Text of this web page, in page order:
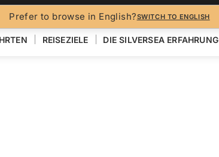
Prefer to browse in English?SWITCH TO ENGLISH
REISEZIELE DIE SILVERSEA ERFAHRUNG